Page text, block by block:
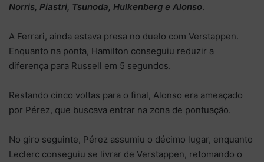
Norris, Piastri, Tsunoda, Hulkenberg e Alonso.
A Ferrari, ainda estava presa no duelo com Verstappen.
Enquanto na ponta, Hamilton conseguiu reduzir a
diferença para Russell em 5 segundos.
Restando cinco voltas para o final, Alonso era ameaçado
por Pérez, que buscava entrar na zona de pontuação.
No giro seguinte, Pérez assumiu o décimo lugar, enquanto
Leclerc conseguiu se livrar de Verstappen, retomando o